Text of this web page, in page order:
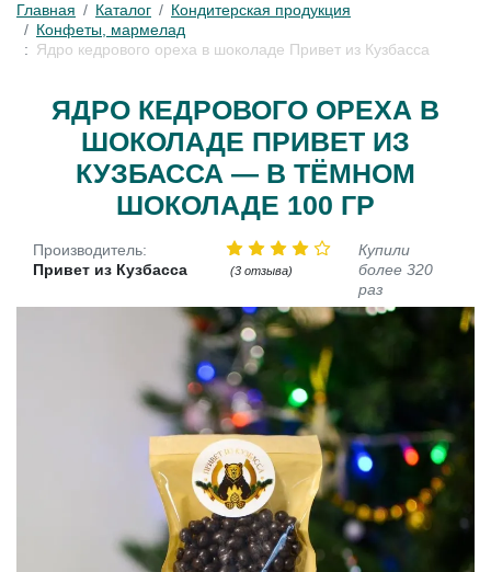
Главная Каталог
Кондитерская продукция
Конфеты, мармелад
Ядро кедрового ореха в шоколаде Привет из Кузбасса
ЯДРО КЕДРОВОГО ОРЕХА В
ШОКОЛАДЕ ПРИВЕТ ИЗ
КУЗБАССА — В ТЁМНОМ
ШОКОЛАДЕ 100 ГР
Производитель:
Привет из Кузбасса
(3 отзыва)
Купили
более 320
раз